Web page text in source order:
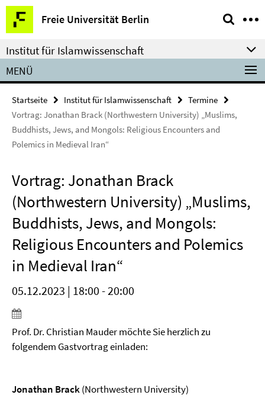
Springe
direkt
zu
Inhalt
Freie Universität Berlin
Service-
Navigation
Institut für Islamwissenschaft
MENÜ
Startseite Institut für Islamwissenschaft
Termine
Vortrag: Jonathan Brack (Northwestern University) „Muslims,
Buddhists, Jews, and Mongols: Religious Encounters and
Polemics in Medieval Iran“
Vortrag: Jonathan Brack
(Northwestern University) „Muslims,
Buddhists, Jews, and Mongols:
Religious Encounters and Polemics
in Medieval Iran“
05.12.2023 | 18:00 - 20:00
Prof. Dr. Christian Mauder möchte Sie herzlich zu
folgendem Gastvortrag einladen:
Jonathan Brack(Northwestern University)